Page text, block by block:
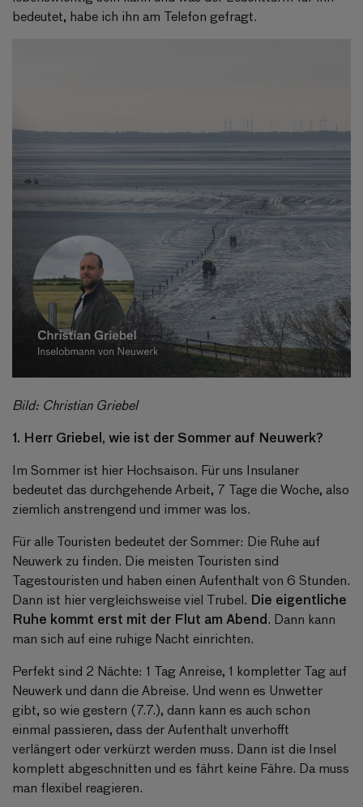
bedeutet, habe ich ihn am Telefon gefragt.
Bild: Christian Griebel
1. Herr Griebel, wie ist der Sommer auf Neuwerk?
Im Sommer ist hier Hochsaison. Für uns Insulaner
bedeutet das durchgehende Arbeit, 7 Tage die Woche, also
ziemlich anstrengend und immer was los.
Für alle Touristen bedeutet der Sommer: Die Ruhe auf
Neuwerk zu finden. Die meisten Touristen sind
Tagestouristen und haben einen Aufenthalt von 6 Stunden.
Dann ist hier vergleichsweise viel Trubel. Die eigentliche
Ruhe kommt erst mit der Flut am Abend. Dann kann
man sich auf eine ruhige Nacht einrichten.
Perfekt sind 2 Nächte: 1 Tag Anreise, 1 kompletter Tag auf
Neuwerk und dann die Abreise. Und wenn es Unwetter
gibt, so wie gestern (7.7.), dann kann es auch schon
einmal passieren, dass der Aufenthalt unverhofft
verlängert oder verkürzt werden muss. Dann ist die Insel
komplett abgeschnitten und es fährt keine Fähre. Da muss
man flexibel reagieren.